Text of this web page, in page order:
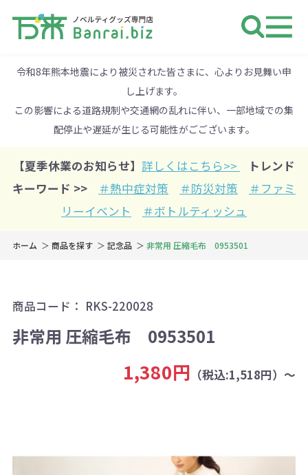
令和8年熊本地震により被災された皆さまに、心よりお見舞い申
し上げます。
この影響による道路規制や交通網の乱れに伴い、一部地域での集
配停止や遅延が生じる可能性がごございます。
【夏季休業のお知らせ】 詳しくはこちら>>
トレンド
キーワード >>
＃熱中症対策 ＃防災対策
＃ファミ
リーイベント
＃ボトルティッシュ
ホーム 商品を探す 記念品 非常用 圧縮毛布 0953501
商品コード： RKS-220028
非常用 圧縮毛布 0953501
1,380円 （税込:1,518円）～